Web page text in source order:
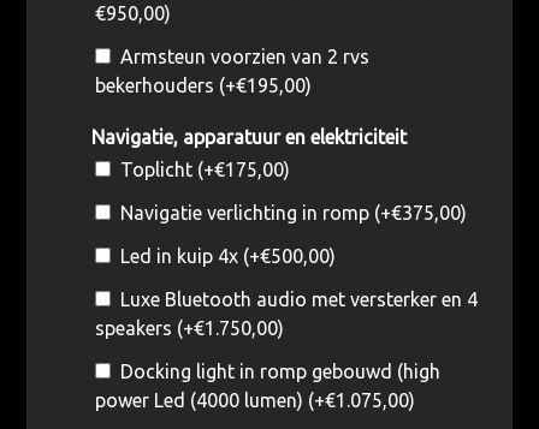
€950,00)
Armsteun voorzien van 2 rvs
bekerhouders (+€195,00)
Navigatie, apparatuur en elektriciteit
Toplicht (+€175,00)
Navigatie verlichting in romp (+€375,00)
Led in kuip 4x (+€500,00)
Luxe Bluetooth audio met versterker en 4
speakers (+€1.750,00)
Docking light in romp gebouwd (high
power Led (4000 lumen) (+€1.075,00)